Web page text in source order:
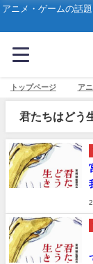
アニメ・ゲームの話
トップページ ア
君たちはどう